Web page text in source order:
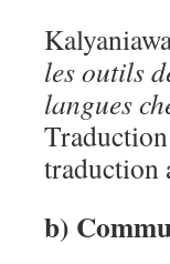
les outils
langues
traduction
b)